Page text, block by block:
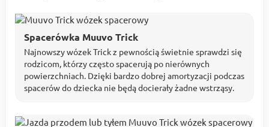
Spacerówka Muuvo Trick
Najnowszy wózek Trick z pewnością świetnie sprawdzi się
rodzicom, którzy często spacerują po nierównych
powierzchniach. Dzięki bardzo dobrej amortyzacji podczas
spacerów do dziecka nie będą docierały żadne wstrząsy.